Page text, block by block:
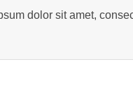
dolor sit amet,